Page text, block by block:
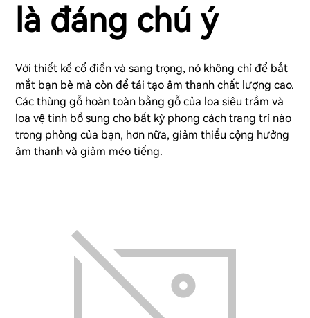
là đáng chú ý
Với thiết kế cổ điển và sang trọng, nó không chỉ để bắt
mắt bạn bè mà còn để tái tạo âm thanh chất lượng cao.
Các thùng gỗ hoàn toàn bằng gỗ của loa siêu trầm và
loa vệ tinh bổ sung cho bất kỳ phong cách trang trí nào
trong phòng của bạn, hơn nữa, giảm thiểu cộng hưởng
âm thanh và giảm méo tiếng.